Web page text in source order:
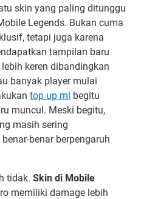
skin yang paling ditunggu
Legends. Bukan cuma
tetapi juga karena
tampilan baru
keren dibandingkan
banyak player mulai
top up ml begitu
muncul. Meski begitu,
masih sering
benar berpengaruh
tidak. Skin di Mobile
memiliki damage lebih